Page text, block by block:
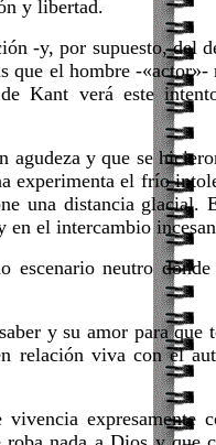
y libertad.
-y, por supuesto, del
el hombre -«actor»-
Kant verá este
y que se
experimenta el frío
una distancia glacial.
el intercambio
neutro
y su amor para que
relación viva con el
expresamente